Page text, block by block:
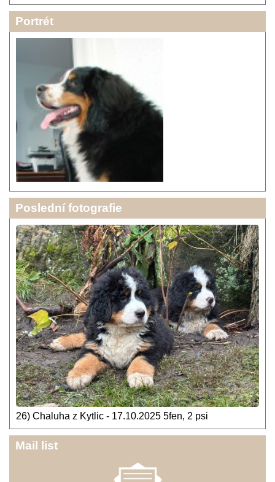
Portrét
Poslední fotografie
26) Chaluha z Kytlic - 17.10.2025 5fen, 2 psi
Mail list